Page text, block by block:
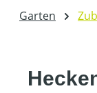
Garten